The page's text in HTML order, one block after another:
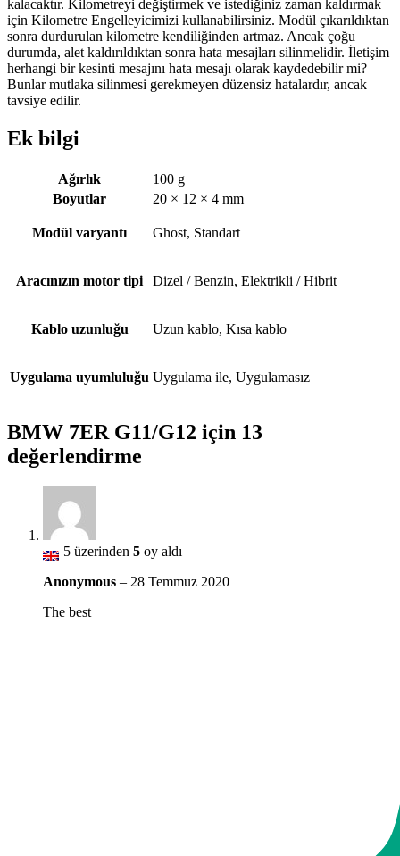
kalacaktır. Kilometreyi değiştirmek ve istediğiniz zaman kaldırmak
için Kilometre Engelleyicimizi kullanabilirsiniz. Modül çıkarıldıktan
sonra durdurulan kilometre kendiliğinden artmaz. Ancak çoğu
durumda, alet kaldırıldıktan sonra hata mesajları silinmelidir. İletişim
herhangi bir kesinti mesajını hata mesajı olarak kaydedebilir mi?
Bunlar mutlaka silinmesi gerekmeyen düzensiz hatalardır, ancak
tavsiye edilir.
Ek bilgi
Ağırlık
100 g
Boyutlar
20 × 12 × 4 mm
Modül varyantı Ghost, Standart
Aracınızın motor tipi Dizel / Benzin, Elektrikli / Hibrit
Kablo uzunluğu Uzun kablo, Kısa kablo
Uygulama uyumluluğu Uygulama ile, Uygulamasız
BMW 7ER G11/G12 için 13
değerlendirme
5 üzerinden 5 oy aldı
Anonymous – 28 Temmuz 2020
The best